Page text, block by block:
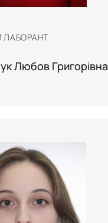
ЛАБОРАНТ
Любов Григорівна